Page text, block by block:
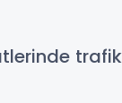
trafik